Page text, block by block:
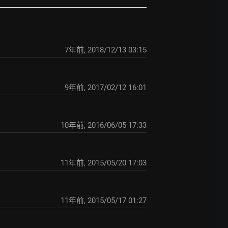
7年前, 2018/12/13 03:15
9年前, 2017/02/12 16:01
10年前, 2016/06/05 17:33
11年前, 2015/05/20 17:03
11年前, 2015/05/17 01:27